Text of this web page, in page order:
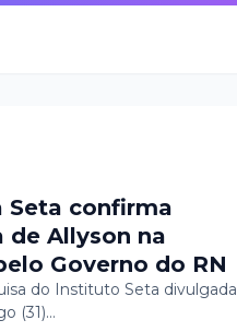
Seta confirma
de Allyson na
Governo do RN
do Instituto Seta divulgada
(31)…